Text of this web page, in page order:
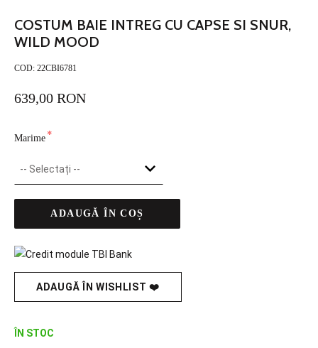
COSTUM BAIE INTREG CU CAPSE SI SNUR,
WILD MOOD
COD: 22CBI6781
639,00 RON
*
Marime
ADAUGĂ ÎN COȘ
ADAUGĂ ÎN WISHLIST ❤️
ÎN STOC